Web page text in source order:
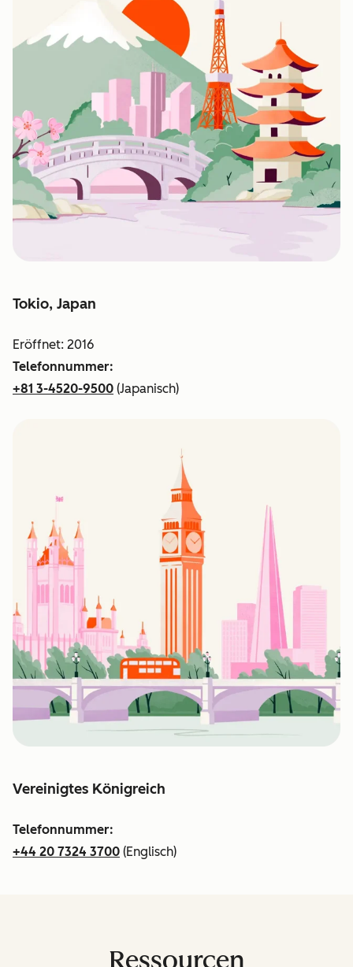
Tokio, Japan
Eröffnet: 2016
Telefonnummer:
+81 3-4520-9500 (Japanisch)
Vereinigtes Königreich
Telefonnummer:
+44 20 7324 3700 (Englisch)
Ressourcen